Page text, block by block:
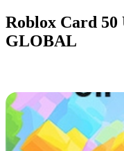
Roblox Card 50
GLOBAL